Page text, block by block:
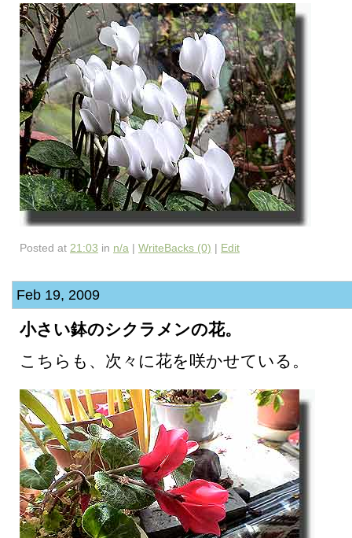
Posted at 21:03 in n/a | WriteBacks (0) | Edit
Feb 19, 2009
小さい鉢のシクラメンの花。
こちらも、次々に花を咲かせている。